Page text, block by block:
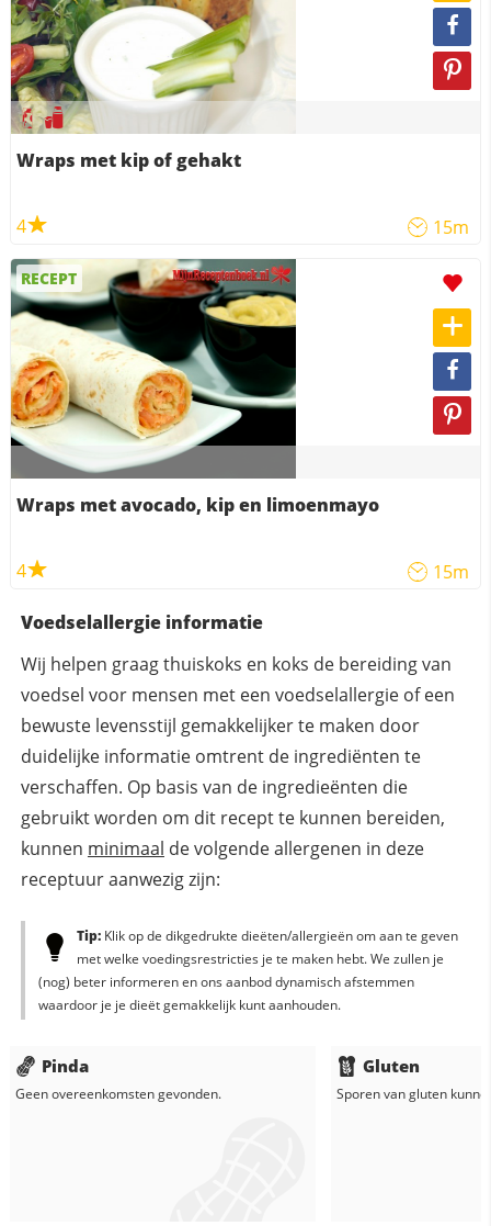
Wraps met kip of gehakt
4 15m
RECEPT
Wraps met avocado, kip en limoenmayo
4 15m
Voedselallergie informatie
Wij helpen graag thuiskoks en koks de bereiding van
voedsel voor mensen met een voedselallergie of een
bewuste levensstijl gemakkelijker te maken door
duidelijke informatie omtrent de ingrediënten te
verschaffen. Op basis van de ingredieënten die
gebruikt worden om dit recept te kunnen bereiden,
kunnen minimaal de volgende allergenen in deze
receptuur aanwezig zijn:
Tip:Klik op de dikgedrukte dieëten/allergieën om aan te geven
met welke voedingsrestricties je te maken hebt. We zullen je
(nog) beter informeren en ons aanbod dynamisch afstemmen
waardoor je je dieët gemakkelijk kunt aanhouden.
Pinda
Geen overeenkomsten gevonden.
Gluten
Sporen van gluten